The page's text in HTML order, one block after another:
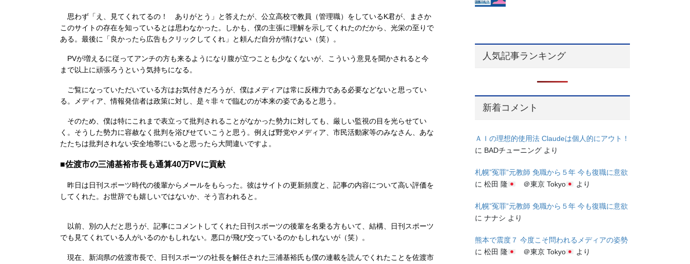
思わず「え、見てくれてるの！ ありがとう」と答えたが、公立高校で教員（管理職）をしているK君が、まさか
このサイトの存在を知っているとは思わなかった。しかも、僕の主張に理解を示してくれたのだから、光栄の至りで
ある。最後に「良かったら広告もクリックしてくれ」と頼んだ自分が情けない（笑）。
PVが増えるに従ってアンチの方も来るようになり腹が立つことも少なくないが、こういう意見を聞かされると今
まで以上に頑張ろうという気持ちになる。
ご覧になっていただいている方はお気付きだろうが、僕はメディアは常に反権力である必要などないと思ってい
る。メディア、情報発信者は政策に対し、是々非々で臨むのが本来の姿であると思う。
そのため、僕は特にこれまで表立って批判されることがなかった勢力に対しても、厳しい監視の目を光らせてい
く。そうした勢力に容赦なく批判を浴びせていこうと思う。例えば野党やメディア、市民活動家等のみなさん、あな
たたちは批判されない安全地帯にいると思ったら大間違いですよ。
■佐渡市の三浦基裕市長も通算40万PVに貢献
昨日は日刊スポーツ時代の後輩からメールをもらった。彼はサイトの更新頻度と、記事の内容について高い評価を
してくれた。お世辞でも嬉しいではないか、そう言われると。
以前、別の人だと思うが、記事にコメントしてくれた日刊スポーツの後輩を名乗る方もいて、結構、日刊スポーツ
でも見てくれている人がいるのかもしれない。悪口が飛び交っているのかもしれないが（笑）。
現在、新潟県の佐渡市長で、日刊スポーツの社長を解任された三浦基裕氏も僕の連載を読んでくれたことを佐渡市
人気記事ランキング
新着コメント
ＡＩの理想的使用法 Claudeは個人的にアウト！
に BADチューニング より
札幌”冤罪”元教師 免職から５年 今も復職に意欲
に松田 隆 ＠東京 Tokyo より
札幌”冤罪”元教師 免職から５年 今も復職に意欲
にナナシ より
熊本で震度７ 今度こそ問われるメディアの姿勢
に松田 隆 ＠東京 Tokyo より